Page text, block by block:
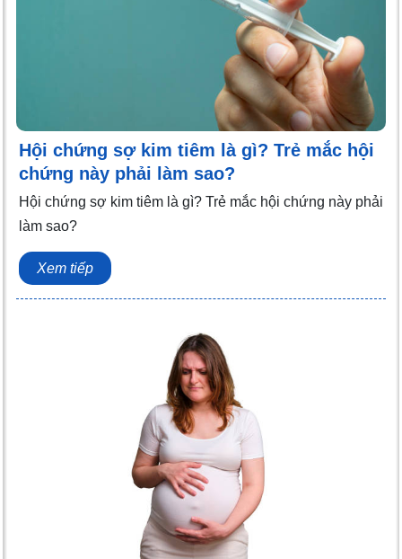
Hội chứng sợ kim tiêm là gì? Trẻ mắc hội
chứng này phải làm sao?
Hội chứng sợ kim tiêm là gì? Trẻ mắc hội chứng này phải
làm sao?
Xem tiếp